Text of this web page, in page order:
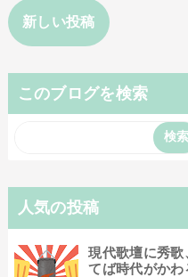
新しい投稿
このブログを検索
人気の投稿
現代歌壇に秀
てば時代がかわ